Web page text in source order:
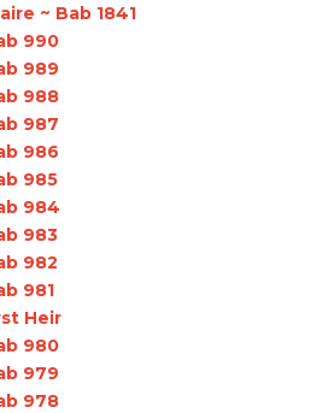
~ Bab 1841
990
989
988
987
986
985
984
983
982
981
Heir
980
979
978